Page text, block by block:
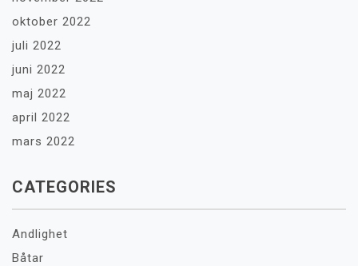
oktober 2022
juli 2022
juni 2022
maj 2022
april 2022
mars 2022
CATEGORIES
Andlighet
Båtar